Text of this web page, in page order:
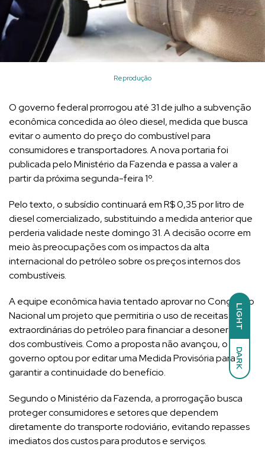
LIGHT
DARK
Reprodução
O governo federal prorrogou até 31 de julho a subvenção
econômica concedida ao óleo diesel, medida que busca
evitar o aumento do preço do combustível para
consumidores e transportadores. A nova portaria foi
publicada pelo Ministério da Fazenda e passa a valer a
partir da próxima segunda-feira 1º.
Pelo texto, o subsídio continuará em R$ 0,35 por litro de
diesel comercializado, substituindo a medida anterior que
perderia validade neste domingo 31. A decisão ocorre em
meio às preocupações com os impactos da alta
internacional do petróleo sobre os preços internos dos
combustíveis.
A equipe econômica havia tentado aprovar no Congresso
Nacional um projeto que permitiria o uso de receitas
extraordinárias do petróleo para financiar a desoneração
dos combustíveis. Como a proposta não avançou, o
governo optou por editar uma Medida Provisória para
garantir a continuidade do benefício.
Segundo o Ministério da Fazenda, a prorrogação busca
proteger consumidores e setores que dependem
diretamente do transporte rodoviário, evitando repasses
imediatos dos custos para produtos e serviços.